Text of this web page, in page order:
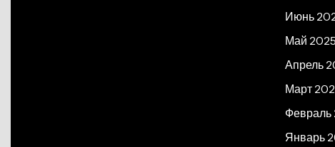
Июнь
Май 2025
Апрель
Март
Февраль
Январь